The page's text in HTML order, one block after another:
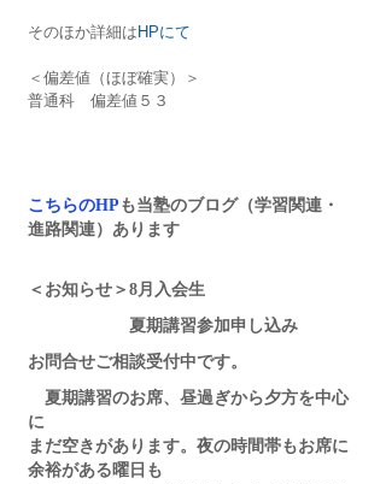
そのほか詳細は HPにて
＜偏差値（ほぼ確実）＞
普通科　偏差値５３
こちらのHP も当塾のブログ（学習関連・
進路関連）あります
＜お知らせ＞8月入会生
夏期講習参加申し込み
お問合せご相談受付中です。
夏期講習のお席、昼過ぎから夕方を中心
に
まだ空きがあります。夜の時間帯もお席に
余裕がある曜日も